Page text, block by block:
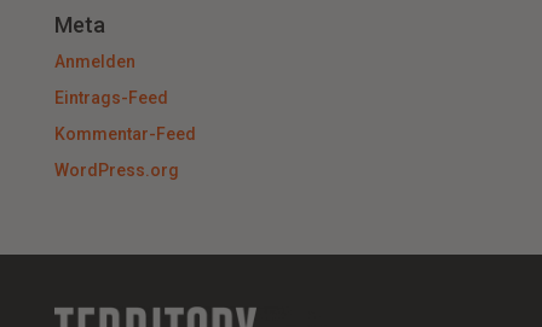
Meta
Anmelden
Eintrags-Feed
Kommentar-Feed
WordPress.org